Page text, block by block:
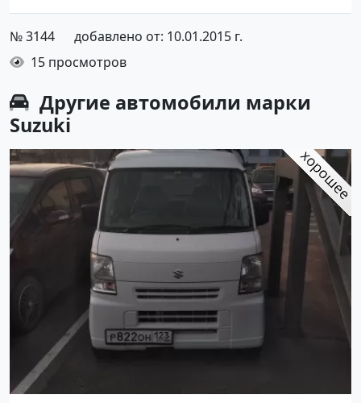
№ 3144
добавлено от: 10.01.2015 г.
15 просмотров
Другие автомобили марки
Suzuki